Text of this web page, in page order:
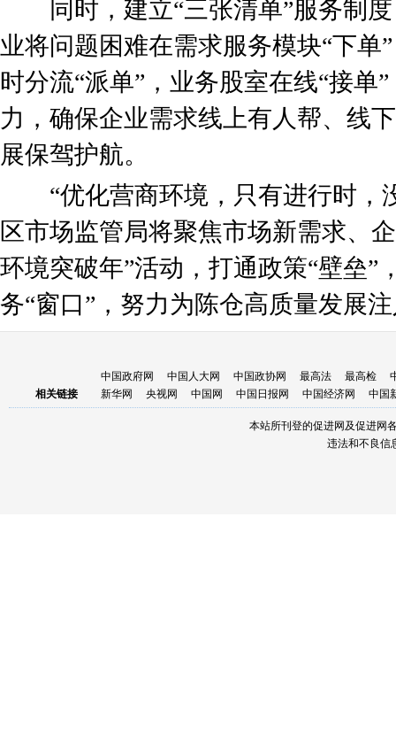
同时，建立“三张清单”服务制度
业将问题困难在需求服务模块“下单
时分流“派单”，业务股室在线“接单
力，确保企业需求线上有人帮、线
展保驾护航。
“优化营商环境，只有进行时，
区市场监管局将聚焦市场新需求、
环境突破年”活动，打通政策“壁垒”
务“窗口”，努力为陈仓高质量发展
相关链接
中国政府网 中国人大网 中国政协网 最高法 最高检
新华网
央视网 中国网 中国日报网 中国经济网 中国
本站所刊登的促进网及促进网
违法和不良信